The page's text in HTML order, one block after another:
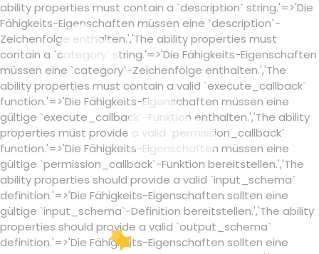
ability properties must contain a `description` string.'=>'Die
Fähigkeits-Eigenschaften müssen eine `description`-
Zeichenfolge enthalten.','The ability properties must
contain a `category` string.'=>'Die Fähigkeits-Eigenschaften
müssen eine `category`-Zeichenfolge enthalten.','The
ability properties must contain a valid `execute_callback`
function.'=>'Die Fähigkeits-Eigenschaften müssen eine
gültige `execute_callback`-Funktion enthalten.','The ability
properties must provide a valid `permission_callback`
function.'=>'Die Fähigkeits-Eigenschaften müssen eine
gültige `permission_callback`-Funktion bereitstellen.','The
ability properties should provide a valid `input_schema`
definition.'=>'Die Fähigkeits-Eigenschaften sollten eine
gültige `input_schema`-Definition bereitstellen.','The ability
properties should provide a valid `output_schema`
definition.'=>'Die Fähigkeits-Eigenschaften sollten eine